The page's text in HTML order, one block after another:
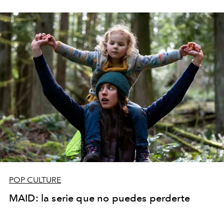
POP CULTURE
MAID: la serie que no puedes perderte